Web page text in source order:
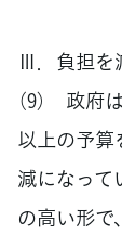
Ⅲ．負担を
（9） 政府
以上の予算
減になって
の高い形